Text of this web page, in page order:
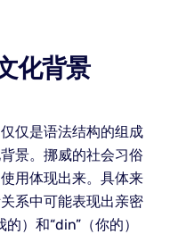
化背景
仅是语法结构的组成
景。挪威的社会习俗
用体现出来。具体来
系中可能表现出亲密
）和“din”（你的）